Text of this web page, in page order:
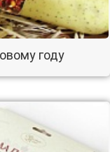
году